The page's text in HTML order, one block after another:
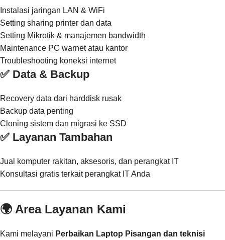
Instalasi jaringan LAN & WiFi
Setting sharing printer dan data
Setting Mikrotik & manajemen bandwidth
Maintenance PC warnet atau kantor
Troubleshooting koneksi internet
✅ Data & Backup
Recovery data dari harddisk rusak
Backup data penting
Cloning sistem dan migrasi ke SSD
✅ Layanan Tambahan
Jual komputer rakitan, aksesoris, dan perangkat IT
Konsultasi gratis terkait perangkat IT Anda
🌍 Area Layanan Kami
Kami melayani Perbaikan Laptop Pisangan dan teknisi